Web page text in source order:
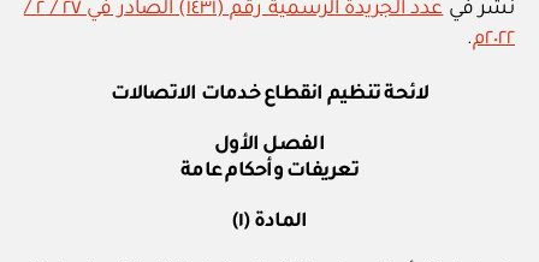
نشر في
عدد الجريدة الرسمية رقم (١٤٣١) الصادر في ٢٧ / ٢ /
٢٠٢٢م
.
لائحة تنظيم انقطاع خدمات الاتصالات
الفصل الأول
تعريفات وأحكام عامة
المادة (١)